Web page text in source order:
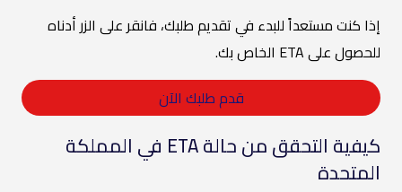
إذا كنت مستعداً للبدء في تقديم طلبك، فانقر على الزر أدناه
للحصول على ETA الخاص بك.
قدم طلبك الآن
كيفية التحقق من حالة ETA في المملكة
المتحدة